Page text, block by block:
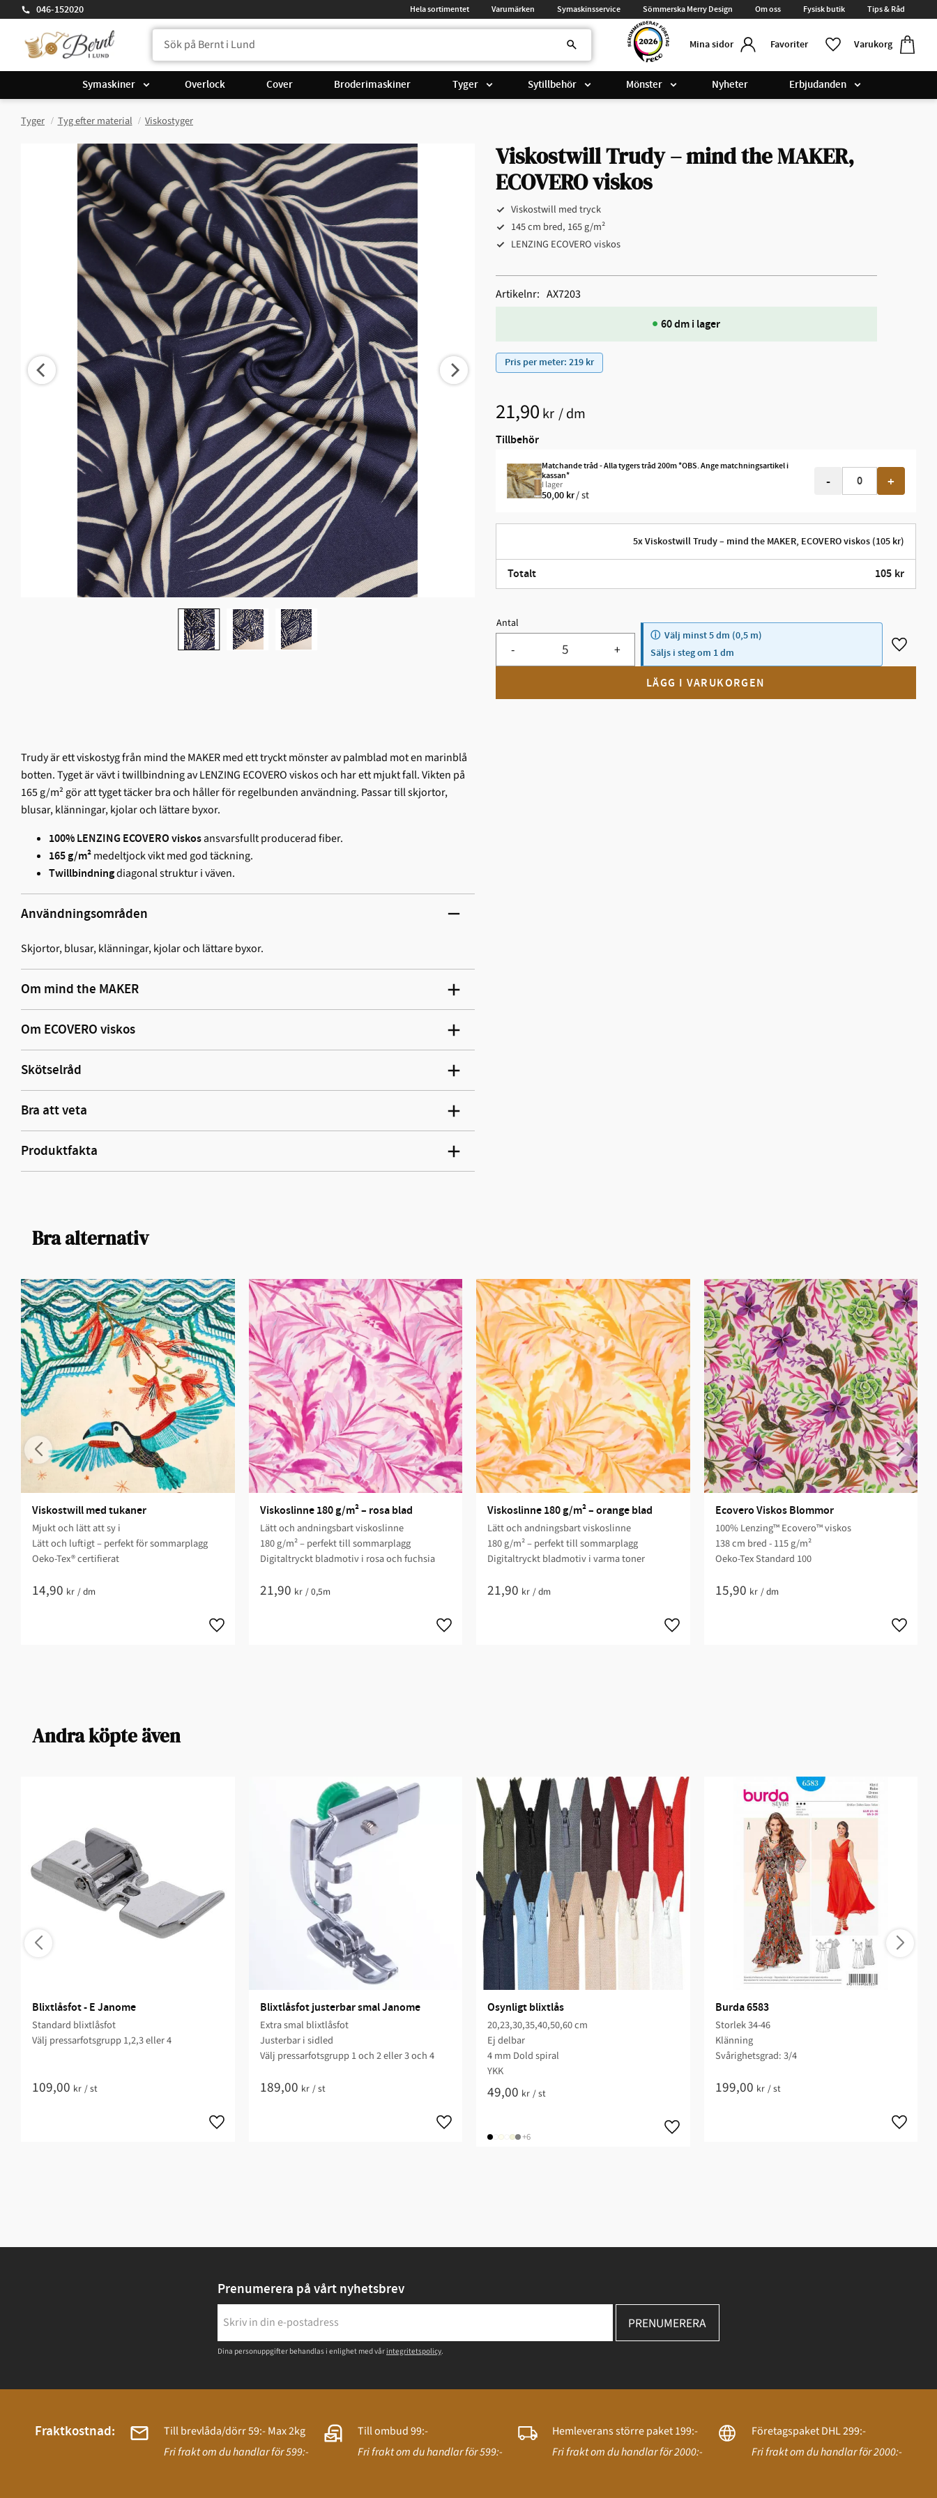
046-152020 Hela sortimentet Varumärken Symaskinsservice Sömmerska Merry Design Om oss Fysisk butik Tips & Råd
Mina sidor Favoriter Varukorg
Favoriter
Symaskiner Overlock Cover Broderimaskiner Tyger Sytillbehör Mönster Nyheter Erbjudanden
Tyger Tyg efter material Viskostyger
Viskostwill Trudy – mind the MAKER,
ECOVERO viskos
Viskostwill med tryck
145 cm bred, 165 g/m²
LENZING ECOVERO viskos
Pris per meter: 219 kr
21,90 kr /dm
Tillbehör
Matchande tråd - Alla tygers tråd 200m *OBS. Ange matchningsartikel i
kassan*
I lager
50,00kr/st
+
-
5x Viskostwill Trudy – mind the MAKER, ECOVERO viskos (105 kr)
Totalt 105 kr
Antal
Minst 5. +
-
Välj minst 5 dm (0,5 m)
Säljs i steg om 1 dm
Lägg
60 dm i lager
Artikelnr AX7203
Trudy är ett viskostyg från mind the MAKER med ett tryckt mönster av palmblad mot en marinblå
botten. Tyget är vävt i twillbindning av LENZING ECOVERO viskos och har ett mjukt fall. Vikten på
165 g/m² gör att tyget täcker bra och håller för regelbunden användning. Passar till skjortor,
blusar, klänningar, kjolar och lättare byxor.
100% LENZING ECOVERO viskosansvarsfullt producerad fiber.
165 g/m²medeltjock vikt med god täckning.
Twillbindningdiagonal struktur i väven.
Användningsområden
Skjortor, blusar, klänningar, kjolar och lättare byxor.
Om mind the MAKER
Om ECOVERO viskos
Skötselråd
Bra att veta
Produktfakta
Bra alternativ
Viskostwill med tukaner
Mjukt och lätt att sy i
Lätt och luftigt – perfekt för sommarplagg
Oeko-Tex® certifierat
14,90 kr /dm
Viskoslinne 180 g/m² – rosa blad
Lätt och andningsbart viskoslinne
180 g/m² – perfekt till sommarplagg
Digitaltryckt bladmotiv i rosa och fuchsia
21,90 kr /0,5m
Viskoslinne 180 g/m² – orange blad
Lätt och andningsbart viskoslinne
180 g/m² – perfekt till sommarplagg
Digitaltryckt bladmotiv i varma toner
21,90 kr /dm
Ecovero Viskos Blommor
100% Lenzing™ Ecovero™ viskos
138 cm bred - 115 g/m²
Oeko-Tex Standard 100
15,90 kr /dm
Andra köpte även
Blixtlåsfot - E Janome
Standard blixtlåsfot
Välj pressarfotsgrupp 1,2,3 eller 4
109,00 kr /st
Blixtlåsfot justerbar smal Janome
Extra smal blixtlåsfot
Justerbar i sidled
Välj pressarfotsgrupp 1 och 2 eller 3 och 4
189,00 kr /st
Osynligt blixtlås
20,23,30,35,40,50,60 cm
Ej delbar
4 mm Dold spiral
YKK
49,00 kr /st
+6
Burda 6583
Storlek 34-46
Klänning
Svårighetsgrad: 3/4​
199,00 kr /st
Prenumerera på vårt nyhetsbrev
PRENUMERERA
Dina personuppgifter behandlas i enlighet med vår integritetspolicy.
Fraktkostnad:
Till brevlåda/dörr 59:- Max 2kg
Fri frakt om du handlar för 599:-
Till ombud 99:-
Fri frakt om du handlar för 599:-
Hemleverans större paket 199:-
Fri frakt om du handlar för 2000:-
Företagspaket DHL 299:-
Fri frakt om du handlar för 2000:-